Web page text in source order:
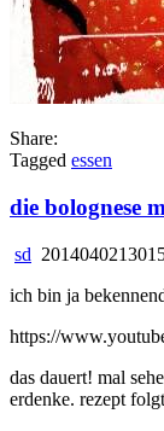
Share:
Tagged essen
die bolognese
sd
ich bin ja
https://
das dauert! mal
erdenke. rezept